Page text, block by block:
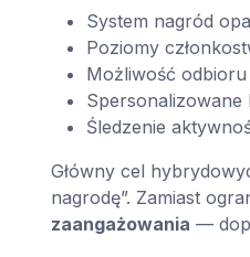
System nagród
Poziomy
Możliwość
Spersonalizowane
Śledzenie
Główny cel
nagrodę”. Zamiast
zaangażowania —